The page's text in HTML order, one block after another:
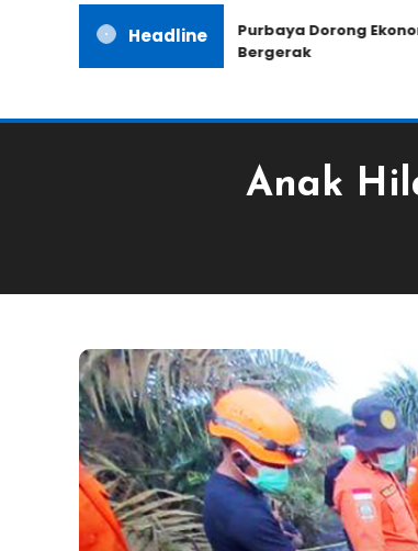
HeadlinePurbaya Dorong Ekonomi
Bergerak
Anak